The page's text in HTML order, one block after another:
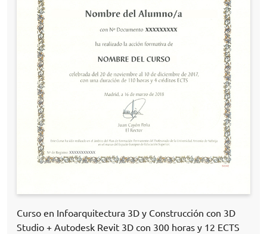
Curso en Infoarquitectura 3D y Construcción con 3D
Studio + Autodesk Revit 3D con 300 horas y 12 ECTS